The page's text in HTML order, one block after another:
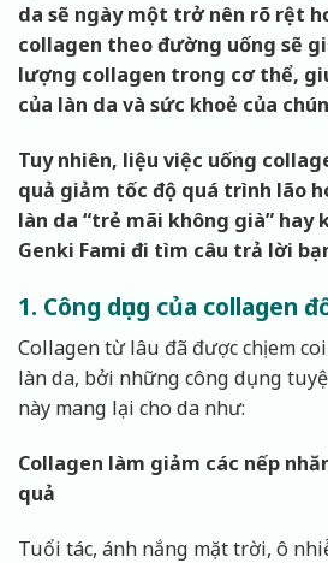
da sẽ ngày một trở nên rõ rệt
collagen theo đường uống sẽ
lượng collagen trong cơ thể,
của làn da và sức khoẻ của
Tuy nhiên, liệu việc uống
quả giảm tốc độ quá trình lão
làn da “trẻ mãi không già” hay
Genki Fami đi tìm câu trả lời
1. Công dụng của collagen
Collagen từ lâu đã được chị em
làn da, bởi những công dụng
này mang lại cho da như:
Collagen làm giảm các nếp
quả
Tuổi tác, ánh nắng mặt trời, ô